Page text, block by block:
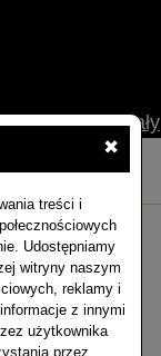
✖
treści i
Udostępniamy
witryny naszym
reklamy i
z innymi
użytkownika
przez
Materiały